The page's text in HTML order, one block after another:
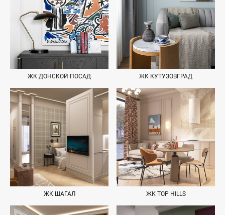
ЖК ДОНСКОЙ ПОСАД ЖК КУТУЗОВГРАД
ЖК ШАГАЛ ЖК TOP HILLS